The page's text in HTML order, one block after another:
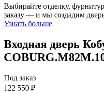
Выбирайте отделку,
заказу — и мы создадим
Узнать больше
Входная дверь
Под заказ
122 550 ₽